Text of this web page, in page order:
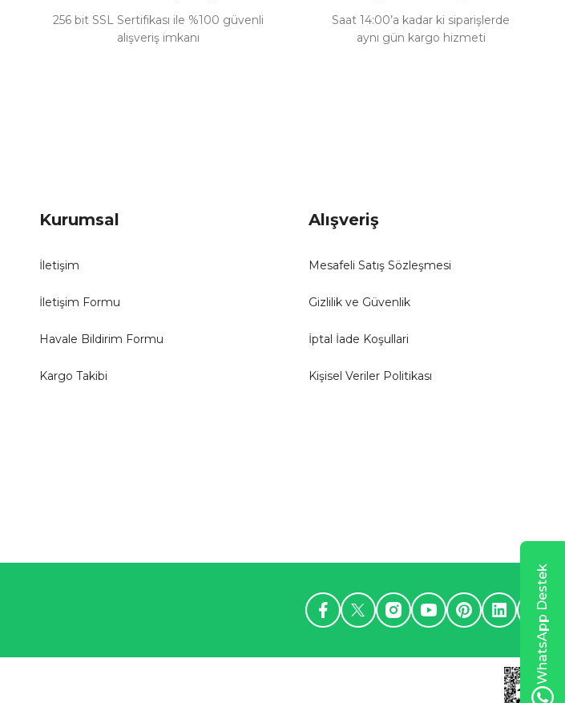
256 bit SSL Sertifikası ile %100 güvenli
alışveriş imkanı
Saat 14:00’a kadar ki siparişlerde
aynı gün kargo hizmeti
Kurumsal
İletişim
İletişim Formu
Havale Bildirim Formu
Kargo Takibi
Alışveriş
Mesafeli Satış Sözleşmesi
Gizlilik ve Güvenlik
İptal İade Koşullari
Kişisel Veriler Politikası
WhatsApp Destek